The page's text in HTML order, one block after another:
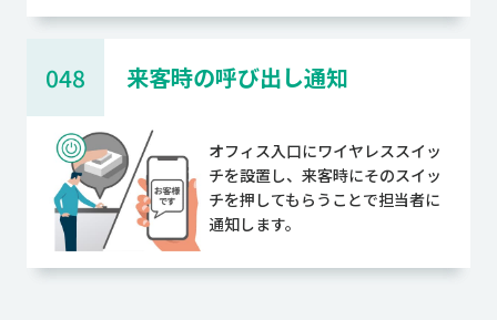
048 来客時の呼び出し通知
オフィス入口にワイヤレススイッ
チを設置し、来客時にそのスイッ
チを押してもらうことで担当者に
通知します。